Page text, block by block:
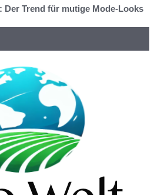
Der Trend für mutige Mode-Looks